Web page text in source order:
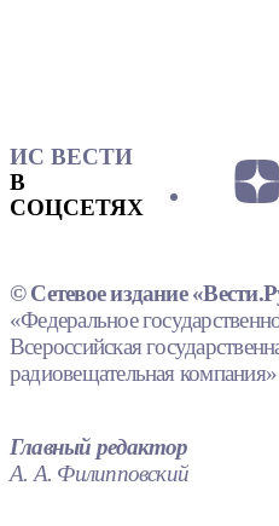
ИС ВЕСТИ
В
СОЦСЕТЯХ
© Сетевое издание
«Федеральное
Всероссийская
радиовещательная
Главный редактор
А. А. Филипповский